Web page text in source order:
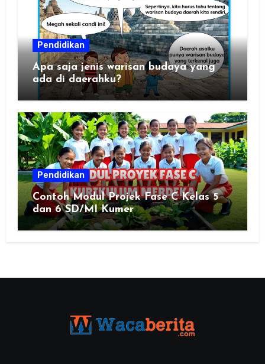
Pendidikan
Apa saja jenis warisan budaya yang
ada di daerahku?
Pendidikan
Contoh Modul Projek Fase C Kelas 5
dan 6 SD/MI Kumer